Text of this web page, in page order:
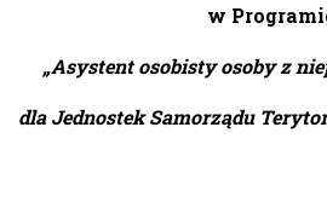
w
„Asystent osobisty osoby z
dla Jednostek Samorządu